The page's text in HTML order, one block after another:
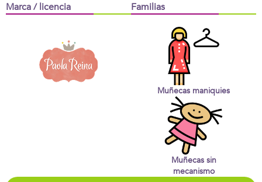
Marca / licencia Familias
Muñecas maniquies
Muñecas sin
mecanismo